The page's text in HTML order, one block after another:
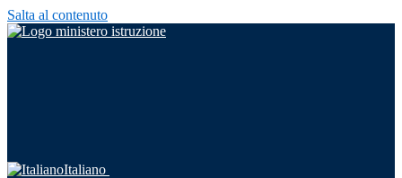
Salta al contenuto
Italiano